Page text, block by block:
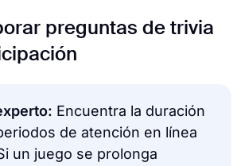
preguntas de trivia
Encuentra la duración
de atención en línea
un juego se prolonga